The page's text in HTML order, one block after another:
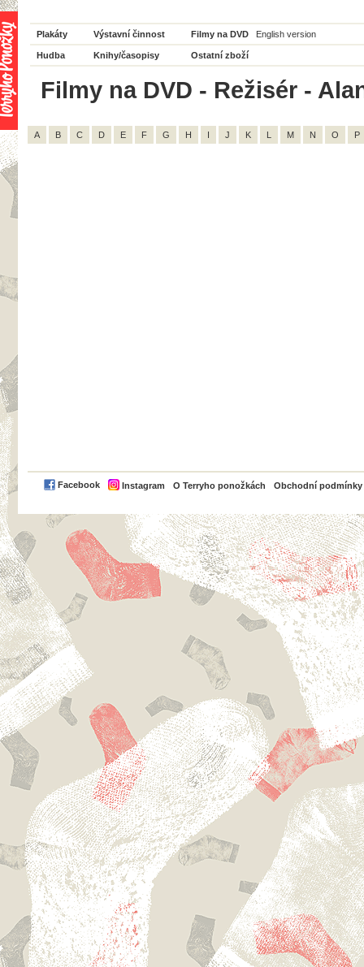
Plakáty Výstavní činnost Filmy na DVD English version
Hudba Knihy/časopisy Ostatní zboží
Filmy na DVD - Režisér -
A B C D E F G H I J K L M N O P
Facebook Instagram O Terryho ponožkách Obchodní podmínky
PayPal